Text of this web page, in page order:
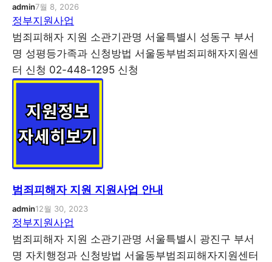
admin7월 8, 2026
정부지원사업
범죄피해자 지원 소관기관명 서울특별시 성동구 부서
명 성평등가족과 신청방법 서울동부범죄피해자지원센
터 신청 02-448-1295 신청
범죄피해자 지원 지원사업 안내
admin12월 30, 2023
정부지원사업
범죄피해자 지원 소관기관명 서울특별시 광진구 부서
명 자치행정과 신청방법 서울동부범죄피해자지원센터